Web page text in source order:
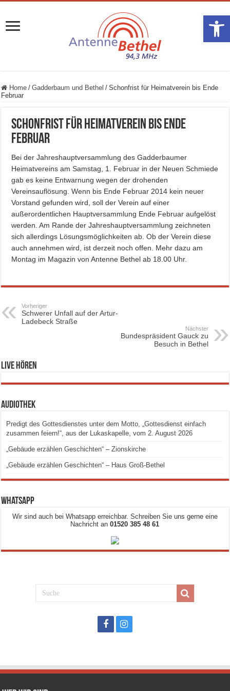
Home / Gadderbaum und Bethel / Schonfrist für Heimatverein bis Ende
Februar
Schonfrist für Heimatverein bis Ende
Februar
Bei der Jahreshauptversammlung des Gadderbaumer
Heimatvereins am Samstag, 1. Februar in der Neuen Schmiede
gab es keine Entwarnung wegen der drohenden
Vereinsauflösung. Wenn bis Ende Februar 2014 kein neuer
Vorstand gefunden wird, soll der Verein auf einer
außerordentlichen Hauptversammlung Ende Februar aufgelöst
werden. Am Rande der Jahreshauptversammlung zeichneten
sich allerdings Lösungsmöglichkeiten ab. Ob der Verein diese
auch annehmen wird, ist derzeit noch offen. Mehr dazu am
Montag im Magazin von Antenne Bethel ab 18.00 Uhr.
Vorheriger
Schwerer Unfall auf der Artur-
Ladebeck Straße
Nächster
Bundespräsident Gauck zu
Besuch in Bethel
Live hören
Audiothek
Predigt des Gottesdienstes unter dem Motto, „Gottesdienst einfach
zusammen feiern!“, aus der Lukaskapelle, vom 2. August 2026
„Gebäude erzählen Geschichten“ – Zionskirche
„Gebäude erzählen Geschichten“ – Haus Groß-Bethel
Whatsapp
Wir sind auch bei Whatsapp erreichbar. Schreiben Sie uns gerne eine
Nachricht an01520 385 48 61